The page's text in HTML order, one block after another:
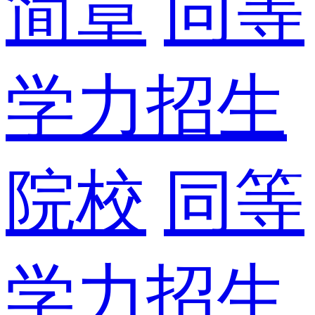
学力招生
院校 同等
学力招生